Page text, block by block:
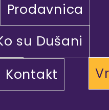
Prodavnica
su Dušani
Kontakt